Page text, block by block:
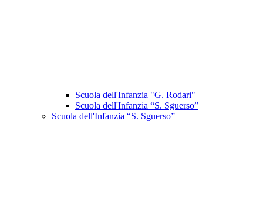
Scuola dell'Infanzia "G. Rodari"
Scuola dell'Infanzia “S. Sguerso”
Scuola dell'Infanzia “S. Sguerso”